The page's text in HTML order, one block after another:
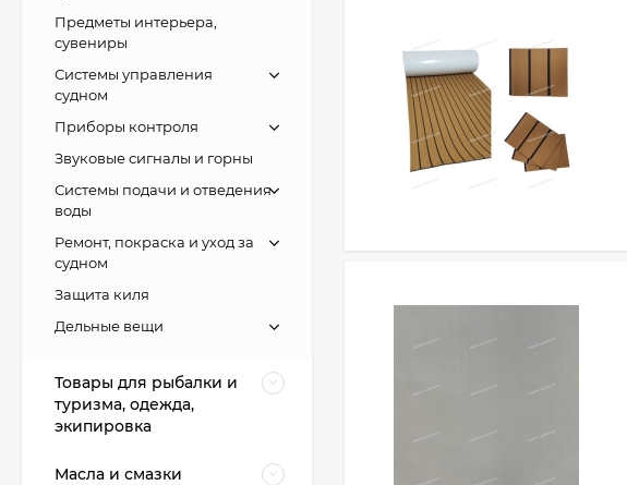
Предметы интерьера,
сувениры
Системы управления
судном
Приборы контроля
Звуковые сигналы и горны
Системы подачи и отведения
воды
Ремонт, покраска и уход за
судном
Защита киля
Дельные вещи
Товары для рыбалки и
туризма, одежда,
экипировка
Масла и смазки